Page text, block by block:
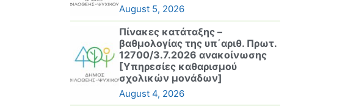
August 5, 2026
Πίνακες κατάταξης –
βαθμολογίας της υπ΄αριθ. Πρωτ.
12700/3.7.2026 ανακοίνωσης
[Υπηρεσίες καθαρισμού
σχολικών μονάδων]
August 4, 2026